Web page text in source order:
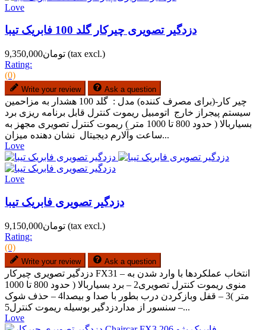
Love
دزدگیر تصویری چیرکار گلد 100 فابریک تیبا
تومان9,350,000 (tax excl.)
Rating:
(0)
Write your review Ask a question
چیر کار-(برای مصرف کننده) مدل : گلد 100 هشدار به مزاحمین
سیستم پیجراز خارج اتومبیل ریموت کنترل قابل برنامه ریزی برد
بسیاربالا ( حدود 800 تا 1000 متر ) ریموت کنترل تصویری مجهز به
ساعت وآلارم دیجیتال نشان دهنده میزان...
Love
Love
دزدگیر تصویری فابریک تیبا
تومان9,150,000 (tax excl.)
Rating:
(0)
Write your review Ask a question
دزدگیر تصویری چیرکار FX31 – انتخاب عملکردها با وارد شدن به
منوی ریموت کنترل تصویری2 – برد بسیاربالا ( حدود 800 تا 1000
متر )3 – قفل وبازکردن درب بطور با صدا و بیصدا4 – حذف شوک
سنسور از مداردزدگیر بوسیله ریموت کنترل5 –...
Love